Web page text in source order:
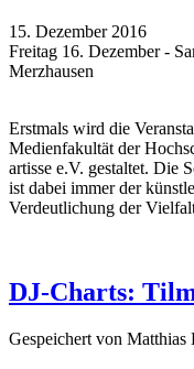
15. Dezember 2016
Freitag 16. Dezember -
Merzhausen
Erstmals wird die
Medienfakultät der
artisse e.V. gestaltet. Die
ist dabei immer der
Verdeutlichung der
DJ-Charts:
Gespeichert von Matthias